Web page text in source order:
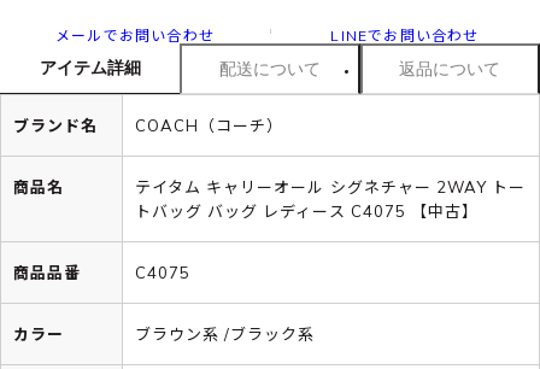
メールでお問い合わせ LINEでお問い合わせ
アイテム詳細 配送について 返品について
ブランド名 COACH（コーチ）
商品名
テイタム キャリーオール シグネチャー 2WAY トー
トバッグ バッグ レディース C4075 【中古】
商品品番 C4075
カラー ブラウン系 /ブラック系